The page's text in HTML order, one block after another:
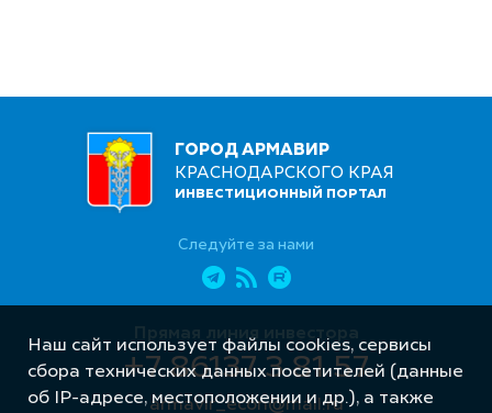
ГОРОД АРМАВИР
КРАСНОДАРСКОГО КРАЯ
ИНВЕСТИЦИОННЫЙ ПОРТАЛ
Следуйте за нами
Прямая линия инвестора
+7 86137 3 81 57
armavir_econ@mail.ru
Наш сайт использует файлы cookies, сервисы
сбора технических данных посетителей (данные
об IP-адресе, местоположении и др.), а также